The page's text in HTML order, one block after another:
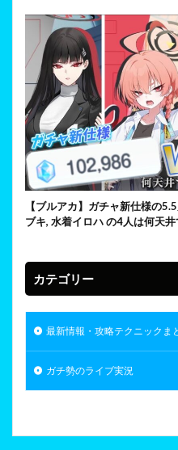
【ブルアカ】ガチャ新仕様の
ブキ, 水着イロハ の4人は何天
カテゴリー
最新情報・攻略テクニックま
ガチ勢のライブ実況